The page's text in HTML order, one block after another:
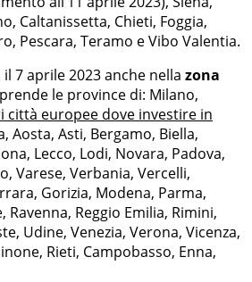
Caltanissetta, Chieti, Foggia,
Pescara, Teramo e Vibo Valentia.
7 aprile 2023 anche nella zona
le province di: Milano,
città europee dove investire in
Aosta, Asti, Bergamo, Biella,
Lecco, Lodi, Novara, Padova,
Varese, Verbania, Vercelli,
Gorizia, Modena, Parma,
Ravenna, Reggio Emilia, Rimini,
Udine, Venezia, Verona, Vicenza,
Rieti, Campobasso, Enna,